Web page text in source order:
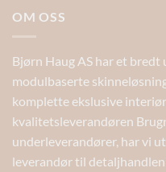
OM OSS
Bjørn Haug AS har et
modulbaserte
komplette ekslusive
kvalitetsleverandøren
underleverandører, har vi
leverandør til